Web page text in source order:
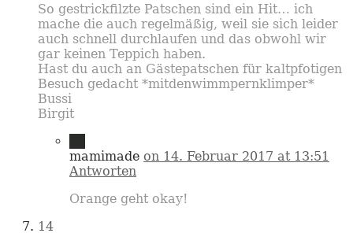
So gestrickfilzte Patschen sind ein Hit… ich
mache die auch regelmäßig, weil sie sich leider
auch schnell durchlaufen und das obwohl wir
gar keinen Teppich haben.
Hast du auch an Gästepatschen für kaltpfotigen
Besuch gedacht *mitdenwimmpernklimper*
Bussi
Birgit
mamimade on 14. Februar 2017 at 13:51
Antworten
Orange geht okay!
14